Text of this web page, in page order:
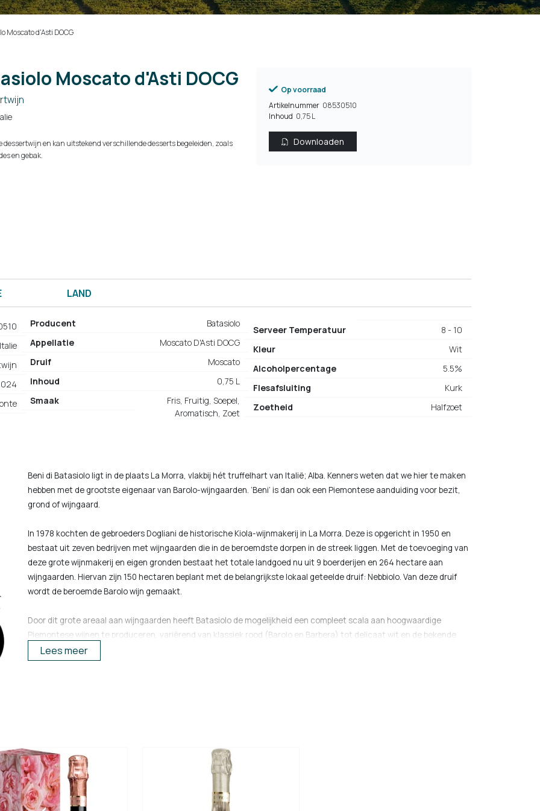
Moscato d'Asti DOCG
Moscato d'Asti DOCG
dessertwijn en kan uitstekend verschillende desserts begeleiden, zoals
en gebak.
Op voorraad
Artikelnummer 08530510
Inhoud 0,75 L
Downloaden
LAND
Italie
Producent
Batasiolo
Appellatie
Moscato D'Asti DOCG
Druif
Moscato
Inhoud
0,75 L
Smaak
Fris, Fruitig, Soepel,
Aromatisch, Zoet
Serveer Temperatuur
8 - 10
Kleur
Wit
Alcoholpercentage
5.5%
Flesafsluiting
Kurk
Zoetheid
Halfzoet
Beni di Batasiolo ligt in de plaats La Morra, vlakbij hét truffelhart van Italië; Alba. Kenners weten dat we hier te maken
hebben met de grootste eigenaar van Barolo-wijngaarden. ‘Beni’ is dan ook een Piemontese aanduiding voor bezit,
grond of wijngaard.
In 1978 kochten de gebroeders Dogliani de historische Kiola-wijnmakerij in La Morra. Deze is opgericht in 1950 en
bestaat uit zeven bedrijven met wijngaarden die in de beroemdste dorpen in de streek liggen. Met de toevoeging van
deze grote wijnmakerij en eigen gronden bestaat het totale landgoed nu uit 9 boerderijen en 264 hectare aan
wijngaarden. Hiervan zijn 150 hectaren beplant met de belangrijkste lokaal geteelde druif: Nebbiolo. Van deze druif
wordt de beroemde Barolo wijn gemaakt.
Door dit grote areaal aan wijngaarden heeft Batasiolo de mogelijkheid een compleet scala aan hoogwaardige
Piemontese wijnen te produceren, variërend van klassiek rood (Barolo en Barbera) tot delicaat wit en de bekende
sprankelende Moscato d’Asti.
https://batasiolo.com/eng/
Lees meer